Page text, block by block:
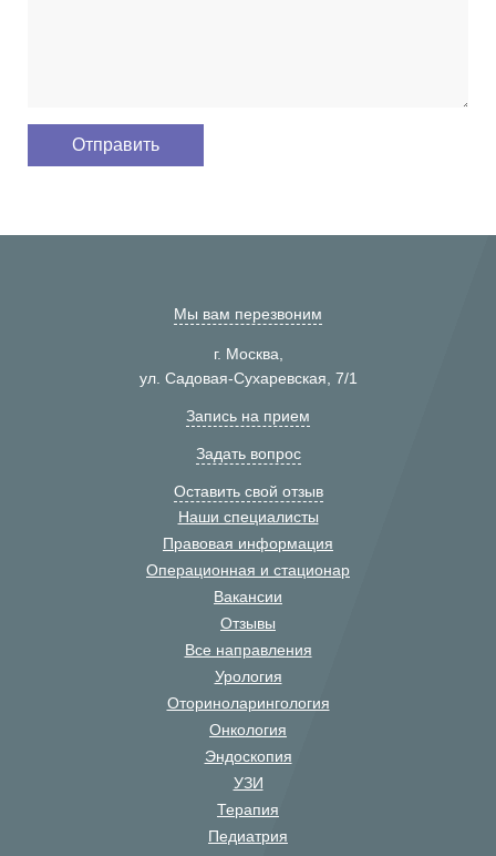
Мы вам перезвоним
г. Москва,
ул. Садовая-Сухаревская, 7/1
Запись на прием
Задать вопрос
Оставить свой отзыв
Наши специалисты
Правовая информация
Операционная и стационар
Вакансии
Отзывы
Все направления
Урология
Оториноларингология
Онкология
Эндоскопия
УЗИ
Терапия
Педиатрия